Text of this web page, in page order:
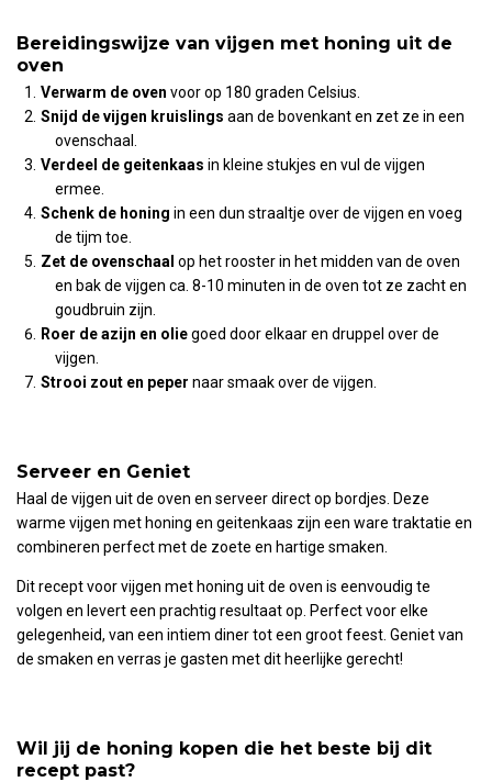
Bereidingswijze van vijgen met honing uit de
oven
Verwarm de oven voor op 180 graden Celsius.
Snijd de vijgen kruislings aan de bovenkant en zet ze in een
ovenschaal.
Verdeel de geitenkaas in kleine stukjes en vul de vijgen
ermee.
Schenk de honing in een dun straaltje over de vijgen en voeg
de tijm toe.
Zet de ovenschaal op het rooster in het midden van de oven
en bak de vijgen ca. 8-10 minuten in de oven tot ze zacht en
goudbruin zijn.
Roer de azijn en oliegoed door elkaar en druppel over de
vijgen.
Strooi zout en peper naar smaak over de vijgen.
Serveer en Geniet
Haal de vijgen uit de oven en serveer direct op bordjes. Deze
warme vijgen met honing en geitenkaas zijn een ware traktatie en
combineren perfect met de zoete en hartige smaken.
Dit recept voor vijgen met honing uit de oven is eenvoudig te
volgen en levert een prachtig resultaat op. Perfect voor elke
gelegenheid, van een intiem diner tot een groot feest. Geniet van
de smaken en verras je gasten met dit heerlijke gerecht!
Wil jij de honing kopen die het beste bij dit
recept past?